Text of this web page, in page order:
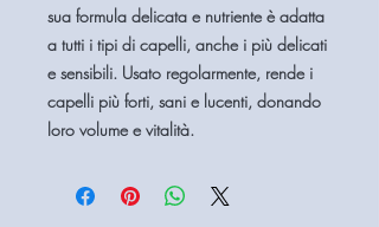
sua formula delicata e nutriente è adatta
a tutti i tipi di capelli, anche i più delicati
e sensibili. Usato regolarmente, rende i
capelli più forti, sani e lucenti, donando
loro volume e vitalità.